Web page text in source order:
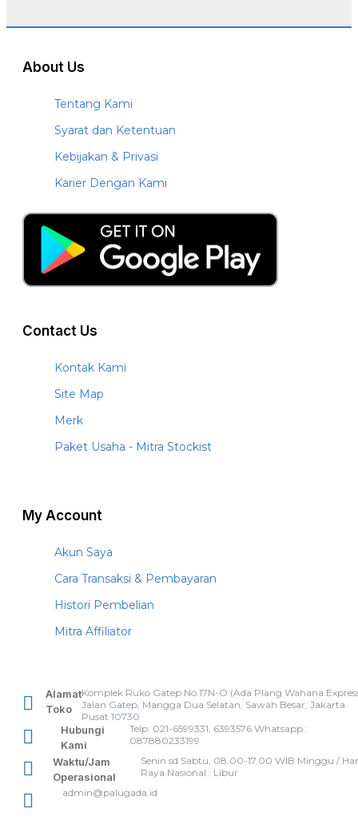
About Us
Tentang Kami
Syarat dan Ketentuan
Kebijakan & Privasi
Karier Dengan Kami
Contact Us
Kontak Kami
Site Map
Merk
Paket Usaha - Mitra Stockist
My Account
Akun Saya
Cara Transaksi & Pembayaran
Histori Pembelian
Mitra Affiliator
Alamat
Toko
Komplek Ruko Gatep No.17N-O (Ada Plang Wahana
Jalan Gatep, Mangga Dua Selatan, Sawah Besar, Jakarta
Pusat 10730
Hubungi
Kami
Telp: 021-6599331, 6393576 Whatsapp :
087880233199
Waktu/Jam
Operasional
Senin sd Sabtu, 08.00-17.00 WIB Minggu /
Raya Nasional : Libur
admin@palugada.id